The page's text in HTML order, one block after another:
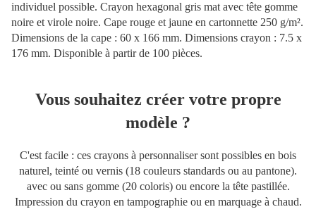
individuel possible. Crayon hexagonal gris mat avec tête gomme
noire et virole noire. Cape rouge et jaune en cartonnette 250 g/m².
Dimensions de la cape : 60 x 166 mm. Dimensions crayon : 7.5 x
176 mm. Disponible à partir de 100 pièces.
Vous souhaitez créer votre propre
modèle ?
C'est facile : ces crayons à personnaliser sont possibles en bois
naturel, teinté ou vernis (18 couleurs standards ou au pantone).
avec ou sans gomme (20 coloris) ou encore la tête pastillée.
Impression du crayon en tampographie ou en marquage à chaud.